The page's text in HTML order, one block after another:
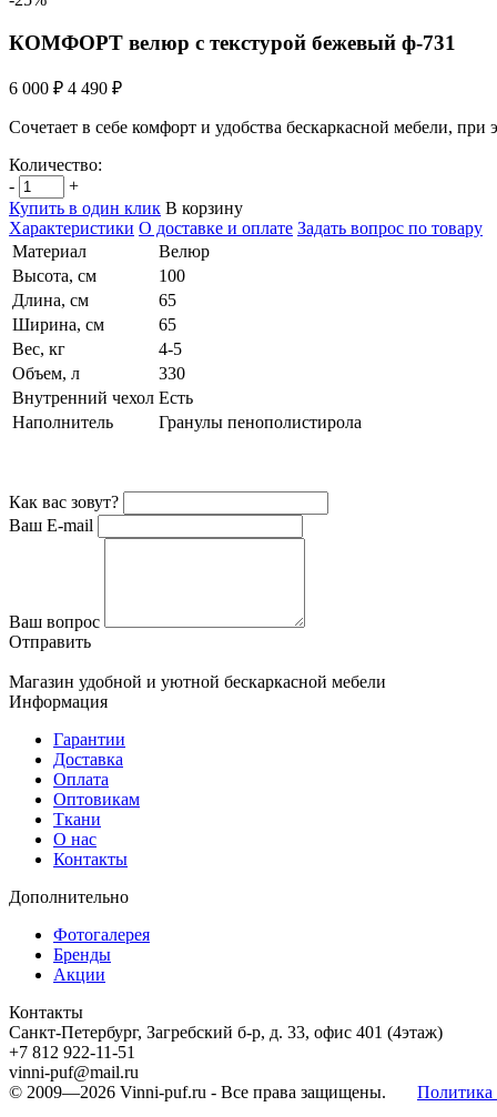
КОМФОРТ велюр с текстурой бежевый ф-731
6 000 ₽ 4 490 ₽
Сочетает в себе комфорт и удобства бескаркасной мебели,
Количество:
-
+
Купить в один клик В корзину
Характеристики О доставке и оплате Задать вопрос по товару
Материал
Велюр
Высота, см
100
Длина, см
65
Ширина, см
65
Вес, кг
4-5
Объем, л
330
Внутренний чехол Есть
Наполнитель
Гранулы пенополистирола
Как вас зовут?
Ваш E-mail
Ваш вопрос
Отправить
Магазин удобной и уютной бескаркасной мебели
Информация
Гарантии
Доставка
Оплата
Оптовикам
Ткани
О нас
Контакты
Дополнительно
Фотогалерея
Бренды
Акции
Контакты
Санкт-Петербург, Загребский б-р, д. 33, офис 401 (4этаж)
+7 812 922-11-51
vinni-puf@mail.ru
© 2009—2026 Vinni-puf.ru - Все права защищены. Политика